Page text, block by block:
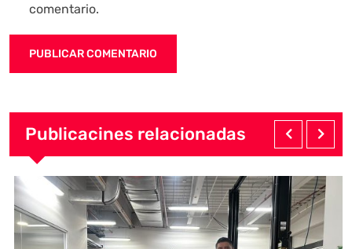
comentario.
Publicacines relacionadas